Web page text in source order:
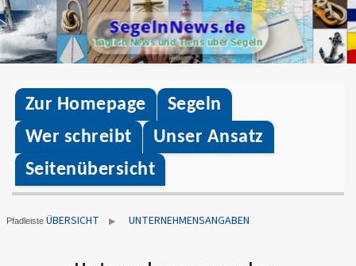
Skip
to
content
SegelnNews.de
Täglich News und Trens über Segeln
Zur Homepage
Segeln
Wer schreibt
Unser Ansatz
Seitenübersicht
Pfadleiste ÜBERSICHT ▶ UNTERNEHMENSANGABEN